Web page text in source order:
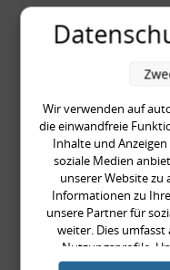
Wir verwenden auf
die einwandfreie
Inhalte und
soziale Medien
unserer Website zu
Informationen zu
unsere Partner für
weiter. Dies
Nutzungsprofile.
Products) führen